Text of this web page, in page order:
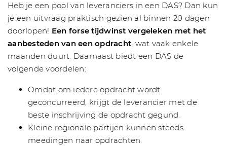
Heb je een pool van leveranciers in een DAS? Dan kun
je een uitvraag praktisch gezien al binnen 20 dagen
doorlopen! Een forse tijdwinst vergeleken met het
aanbesteden van een opdracht, wat vaak enkele
maanden duurt. Daarnaast biedt een DAS de
volgende voordelen:
Omdat om iedere opdracht wordt
geconcurreerd, krijgt de leverancier met de
beste inschrijving de opdracht gegund.
Kleine regionale partijen kunnen steeds
meedingen naar opdrachten.